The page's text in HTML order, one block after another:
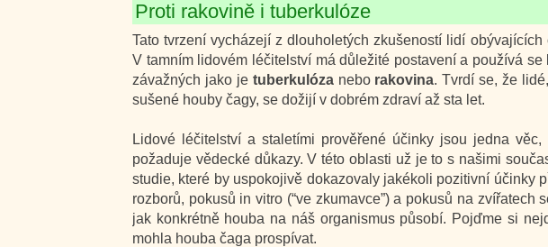
Proti rakovině i tuberkulóze
Tato tvrzení vycházejí z dlouholetých zkušeností lidí obývajících
V tamním lidovém léčitelství má důležité postavení a používá
závažných jako je tuberkulóza nebo rakovina. Tvrdí se, že
sušené houby čagy, se dožijí v dobrém zdraví až sta let.
Lidové léčitelství a staletími prověřené účinky jsou jedna
požaduje vědecké důkazy. V této oblasti už je to s našimi
studie, které by uspokojivě dokazovaly jakékoli pozitivní účinky
rozborů, pokusů in vitro (“ve zkumavce”) a pokusů na zvířatech
jak konkrétně houba na náš organismus působí. Pojďme si
mohla houba čaga prospívat.